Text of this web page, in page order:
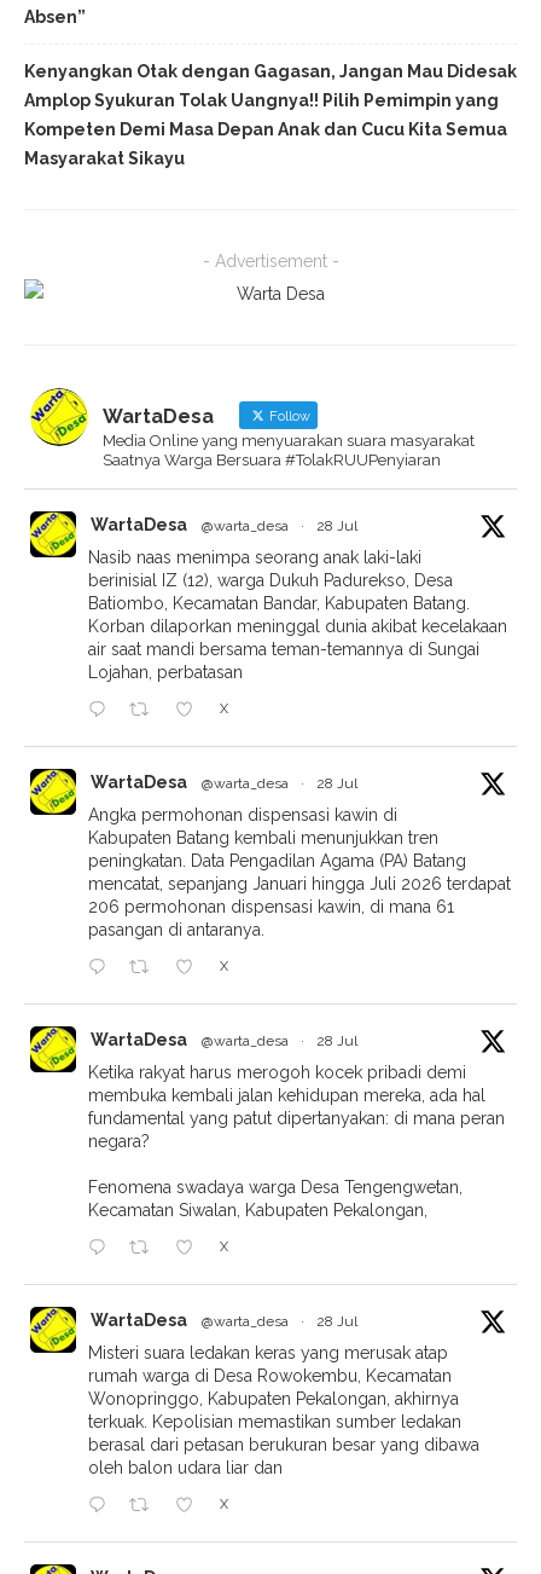
Absen”
Kenyangkan Otak dengan Gagasan, Jangan Mau Didesak
Amplop Syukuran Tolak Uangnya!! Pilih Pemimpin yang
Kompeten Demi Masa Depan Anak dan Cucu Kita Semua
Masyarakat Sikayu
- Advertisement -
WartaDesa Follow
Media Online yang menyuarakan suara masyarakat
Saatnya Warga Bersuara #TolakRUUPenyiaran
WartaDesa @warta_desa · 28 Jul
Nasib naas menimpa seorang anak laki-laki
berinisial IZ (12), warga Dukuh Padurekso, Desa
Batiombo, Kecamatan Bandar, Kabupaten Batang.
Korban dilaporkan meninggal dunia akibat kecelakaan
air saat mandi bersama teman-temannya di Sungai
Lojahan, perbatasan
X
WartaDesa @warta_desa · 28 Jul
Angka permohonan dispensasi kawin di
Kabupaten Batang kembali menunjukkan tren
peningkatan. Data Pengadilan Agama (PA) Batang
mencatat, sepanjang Januari hingga Juli 2026 terdapat
206 permohonan dispensasi kawin, di mana 61
pasangan di antaranya.
X
WartaDesa @warta_desa · 28 Jul
Ketika rakyat harus merogoh kocek pribadi demi
membuka kembali jalan kehidupan mereka, ada hal
fundamental yang patut dipertanyakan: di mana peran
negara?
Fenomena swadaya warga Desa Tengengwetan,
Kecamatan Siwalan, Kabupaten Pekalongan,
X
WartaDesa @warta_desa · 28 Jul
Misteri suara ledakan keras yang merusak atap
rumah warga di Desa Rowokembu, Kecamatan
Wonopringgo, Kabupaten Pekalongan, akhirnya
terkuak. Kepolisian memastikan sumber ledakan
berasal dari petasan berukuran besar yang dibawa
oleh balon udara liar dan
X